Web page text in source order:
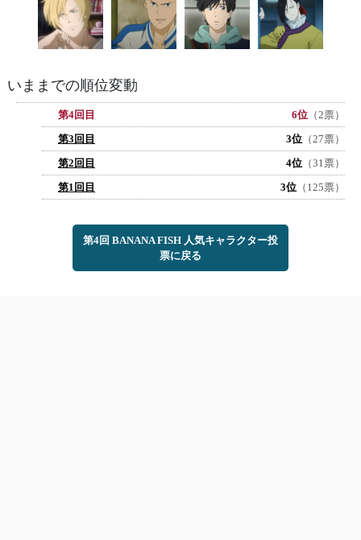
いままでの順位変動
第4回目 6位 （2票）
第3回目
3位 （27票）
第2回目
4位 （31票）
第1回目
3位 （125票）
第4回 BANANA FISH 人気キャラクター投
票に戻る